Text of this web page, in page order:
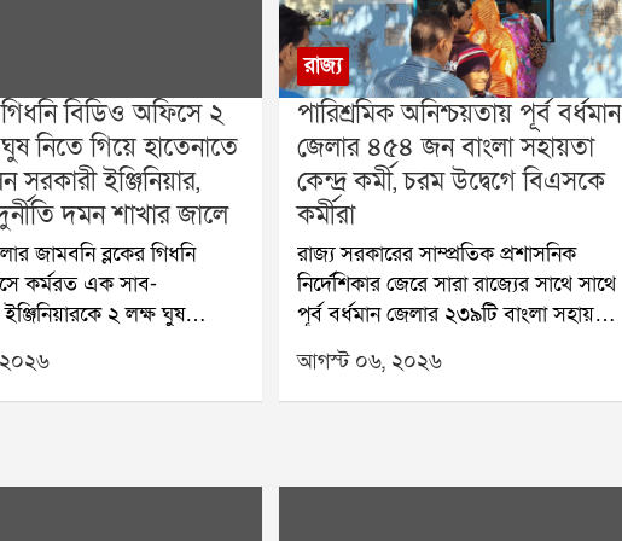
বিডিও অফিসে ২
নিতে গিয়ে হাতেনাতে
সরকারী ইঞ্জিনিয়ার,
দমন শাখার জালে
জামবনি ব্লকের গিধনি
কর্মরত এক সাব-
ইঞ্জিনিয়ারকে ২ লক্ষ ঘুষ
হাতেনাতে গ্রেফতার
দমন শাখা (Anti-
Branch বা ACB)। বুধবার
একটি সরকারি নির্মাণ
রাজ্য
পারিশ্রমিক অনিশ্চয়তায় পূর্ব বর্ধমান
জেলার ৪৫৪ জন বাংলা সহায়তা
কেন্দ্র কর্মী, চরম উদ্বেগে বিএসকে
কর্মীরা
রাজ্য সরকারের সাম্প্রতিক প্রশাসনিক
নির্দেশিকার জেরে সারা রাজ্যের সাথে সাথে
পূর্ব বর্ধমান জেলার ২৩৯টি বাংলা সহায়তা
কেন্দ্র (BSK)-এ কর্মরত মোট ৪৫৪ জন
ডেটা এন্ট্রি অপারেটর (DEO)-এর জুন ও
জুলাই, ২০২৬ মাসের পারিশ্রমিক
পাশাপাশি তাঁদের পরিবারও চরম উদ্বেগ ও
আগস্ট ০৬, ২০২৬